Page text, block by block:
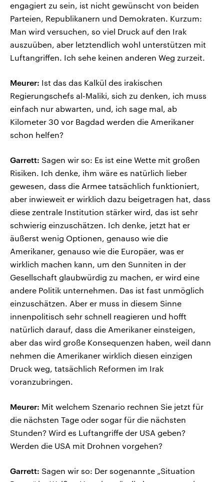
engagiert zu sein, ist nicht gewünscht von beiden
Parteien, Republikanern und Demokraten. Kurzum:
Man wird versuchen, so viel Druck auf den Irak
auszuüben, aber letztendlich wohl unterstützen mit
Luftangriffen. Ich sehe keinen anderen Weg zurzeit.
Meurer: Ist das das Kalkül des irakischen
Regierungschefs al-Maliki, sich zu denken, ich muss
einfach nur abwarten, und, ich sage mal, ab
Kilometer 30 vor Bagdad werden die Amerikaner
schon helfen?
Garrett: Sagen wir so: Es ist eine Wette mit großen
Risiken. Ich denke, ihm wäre es natürlich lieber
gewesen, dass die Armee tatsächlich funktioniert,
aber inwieweit er wirklich dazu beigetragen hat, dass
diese zentrale Institution stärker wird, das ist sehr
schwierig einzuschätzen. Ich denke, jetzt hat er
äußerst wenig Optionen, genauso wie die
Amerikaner, genauso wie die Europäer, was er
wirklich machen kann, um den Sunniten in der
Gesellschaft glaubwürdig zu machen, er wird eine
andere Politik unternehmen. Das ist fast unmöglich
einzuschätzen. Aber er muss in diesem Sinne
innenpolitisch sehr schnell reagieren und hofft
natürlich darauf, dass die Amerikaner einsteigen,
aber das wird große Konsequenzen haben, weil dann
nehmen die Amerikaner wirklich diesen einzigen
Druck weg, tatsächlich Reformen im Irak
voranzubringen.
Meurer: Mit welchem Szenario rechnen Sie jetzt für
die nächsten Tage oder sogar für die nächsten
Stunden? Wird es Luftangriffe der USA geben?
Werden die USA mit Drohnen vorgehen?
Garrett: Sagen wir so: Der sogenannte „Situation